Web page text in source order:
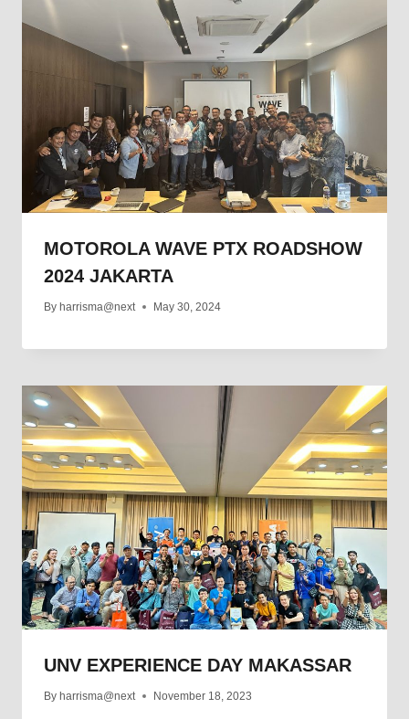
MOTOROLA WAVE PTX ROADSHOW
2024 JAKARTA
By harrisma@next May 30, 2024
UNV EXPERIENCE DAY MAKASSAR
By harrisma@next November 18, 2023